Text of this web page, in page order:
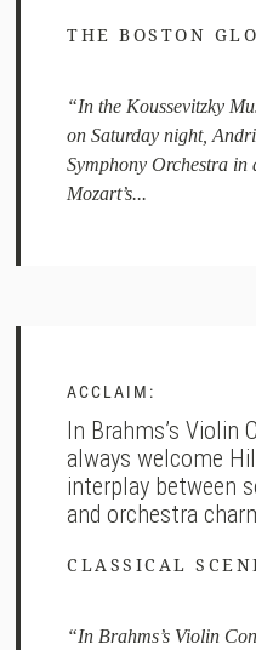
THE BOSTON
“In the Koussevitzky
on Saturday night,
Symphony Orchestra
Mozart’s...
ACCLAIM:
In Brahms’s Violin
always welcome
interplay between
and orchestra
CLASSICAL
“In Brahms’s Violin